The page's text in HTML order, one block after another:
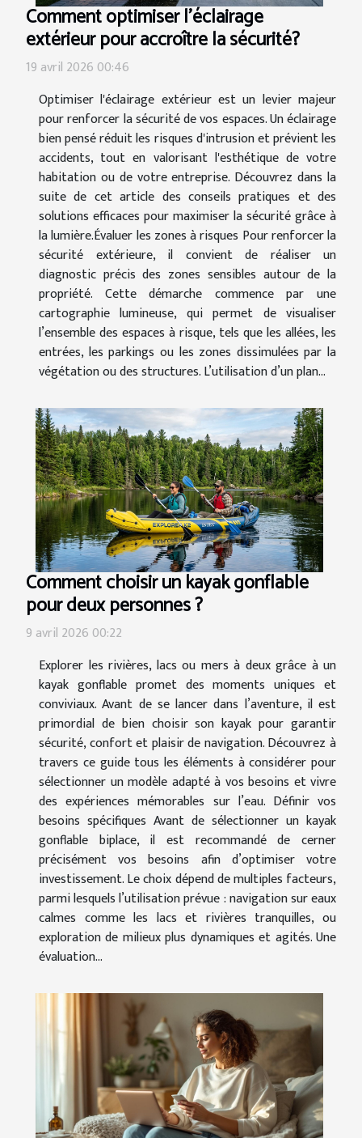
Comment optimiser l'éclairage
extérieur pour accroître la sécurité?
19 avril 2026 00:46
Optimiser l'éclairage extérieur est un levier majeur
pour renforcer la sécurité de vos espaces. Un éclairage
bien pensé réduit les risques d'intrusion et prévient les
accidents, tout en valorisant l'esthétique de votre
habitation ou de votre entreprise. Découvrez dans la
suite de cet article des conseils pratiques et des
solutions efficaces pour maximiser la sécurité grâce à
la lumière.Évaluer les zones à risques Pour renforcer la
sécurité extérieure, il convient de réaliser un
diagnostic précis des zones sensibles autour de la
propriété. Cette démarche commence par une
cartographie lumineuse, qui permet de visualiser
l’ensemble des espaces à risque, tels que les allées, les
entrées, les parkings ou les zones dissimulées par la
végétation ou des structures. L’utilisation d’un plan...
Comment choisir un kayak gonflable
pour deux personnes ?
9 avril 2026 00:22
Explorer les rivières, lacs ou mers à deux grâce à un
kayak gonflable promet des moments uniques et
conviviaux. Avant de se lancer dans l’aventure, il est
primordial de bien choisir son kayak pour garantir
sécurité, confort et plaisir de navigation. Découvrez à
travers ce guide tous les éléments à considérer pour
sélectionner un modèle adapté à vos besoins et vivre
des expériences mémorables sur l’eau. Définir vos
besoins spécifiques Avant de sélectionner un kayak
gonflable biplace, il est recommandé de cerner
précisément vos besoins afin d’optimiser votre
investissement. Le choix dépend de multiples facteurs,
parmi lesquels l’utilisation prévue : navigation sur eaux
calmes comme les lacs et rivières tranquilles, ou
exploration de milieux plus dynamiques et agités. Une
évaluation...